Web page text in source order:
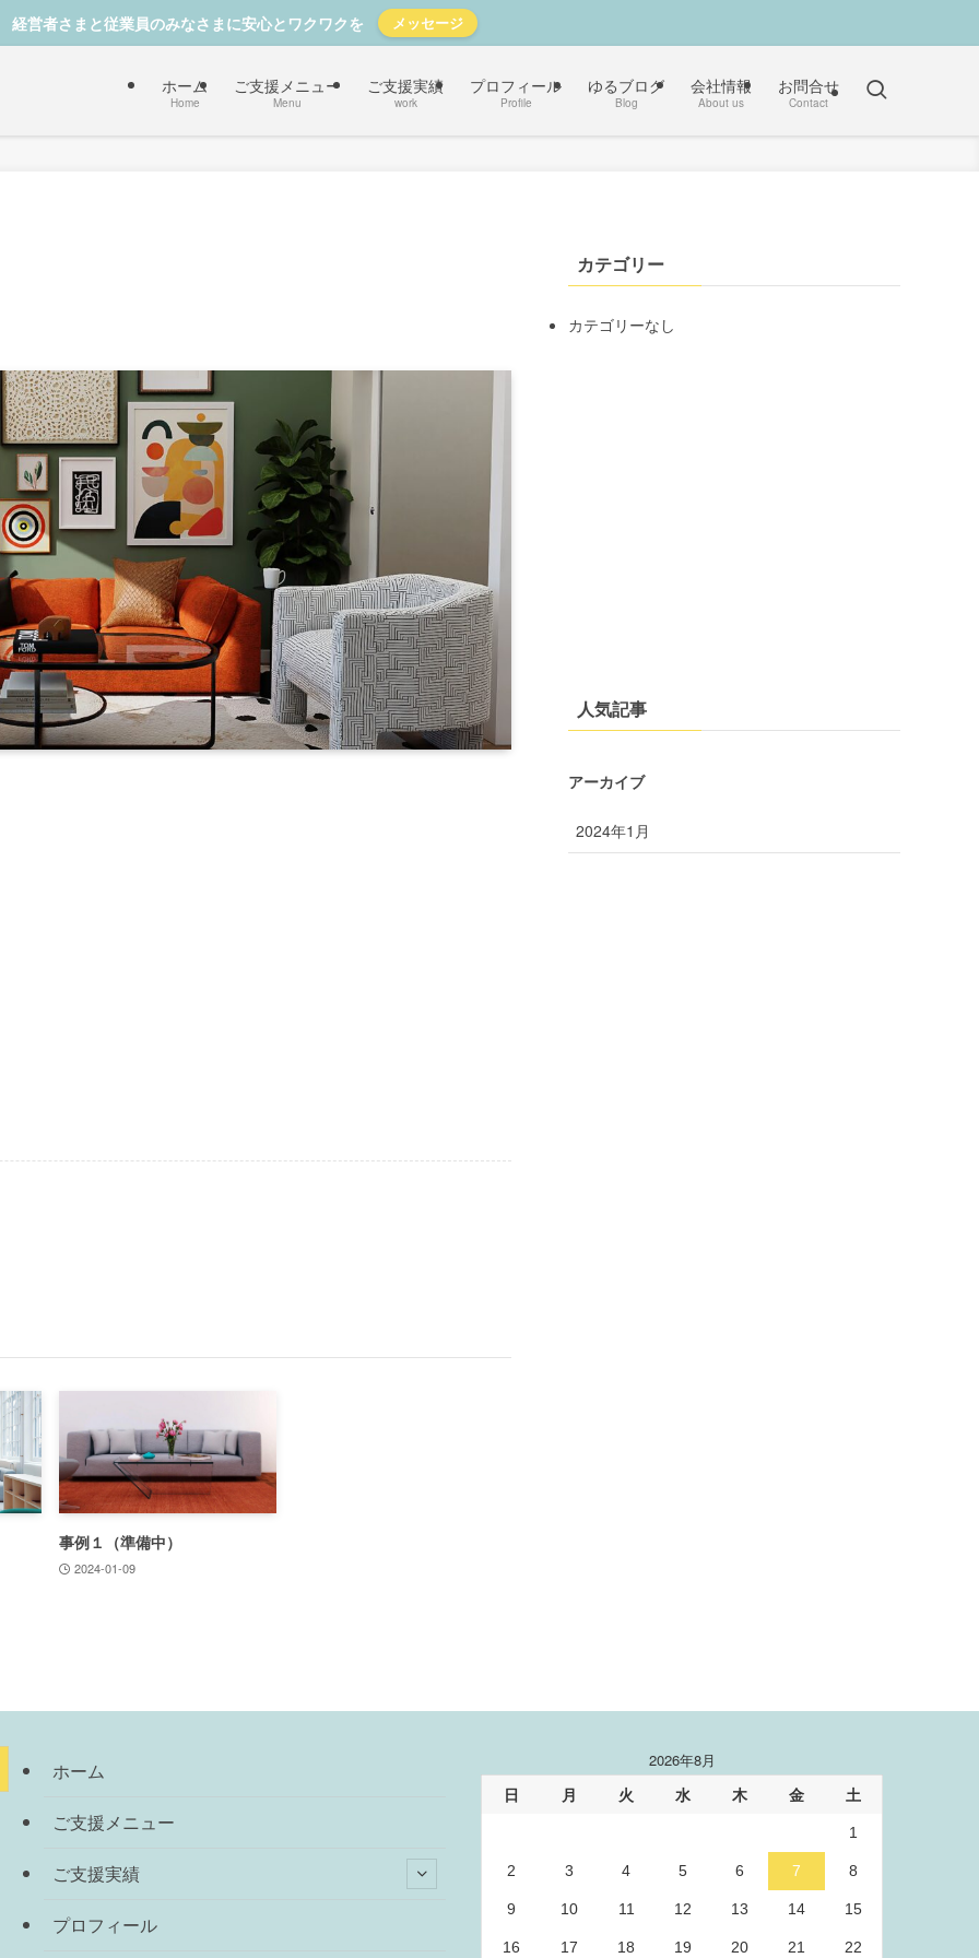
経営者さまと従業員のみなさまに安心とワクワクを メッセージ
ホーム
Home
ご支援メニュー
Menu
ご支援実績
work
プロフィール
Profile
ゆるブログ
Blog
会社情報
About us
お問合せ
Contact
事例１（準備中）
2024-01-09
カテゴリー
カテゴリーなし
人気記事
アーカイブ
2024年1月
ホーム
ご支援メニュー
ご支援実績
プロフィール
2026年8月
日 月 火 水 木 金 土
1
2 3 4 5 6 7 8
9 10 11 12 13 14 15
16 17 18 19 20 21 22